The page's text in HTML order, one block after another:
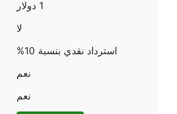
1 دولار
لا
استرداد نقدي بنسبة 10%
نعم
نعم